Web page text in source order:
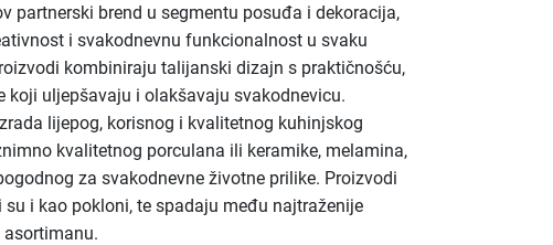
partnerski brend u segmentu posuđa i dekoracija,
i svakodnevnu funkcionalnost u svaku
kombiniraju talijanski dizajn s praktičnošću,
koji uljepšavaju i olakšavaju svakodnevicu.
lijepog, korisnog i kvalitetnog kuhinjskog
kvalitetnog porculana ili keramike, melamina,
za svakodnevne životne prilike. Proizvodi
su i kao pokloni, te spadaju među najtraženije
asortimanu.